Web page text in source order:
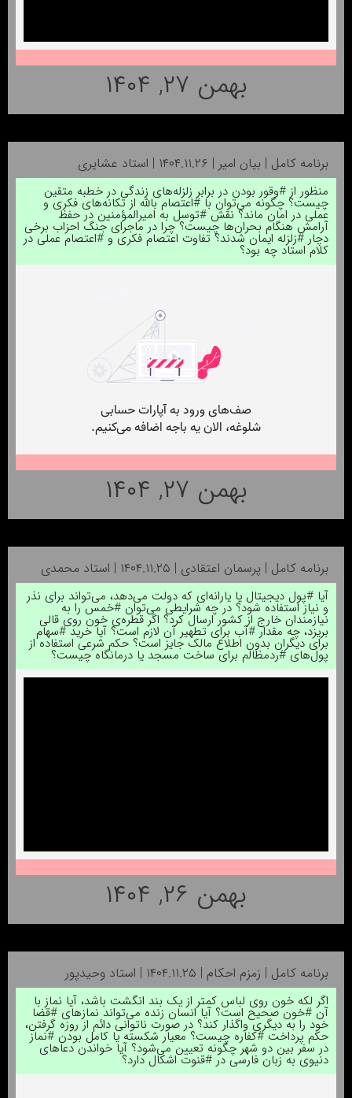
بهمن ۲۷, ۱۴۰۴
برنامه کامل | بیان امیر | ۱۴۰۴.۱۱.۲۶ | استاد عشایری
منظور از #وقور بودن در برابر زلزله‌های زندگی در خطبه متقین
چیست؟ چگونه می‌توان با #اعتصام‌ بالله از تکانه‌های فکری و
عملی در امان ماند؟ نقش #توسل به امیرالمؤمنین در حفظ
آرامش هنگام بحران‌ها چیست؟ چرا در ماجرای جنگ احزاب برخی
دچار #زلزله‌ ایمان شدند؟ تفاوت اعتصام فکری و #اعتصام‌ عملی در
کلام استاد چه بود؟
بهمن ۲۷, ۱۴۰۴
برنامه کامل | پرسمان اعتقادی | ۱۴۰۴.۱۱.۲۵ | استاد محمدی
آیا #پول‌ دیجیتال یا یارانه‌ای که دولت می‌دهد، می‌تواند برای نذر
و نیاز استفاده شود؟ در چه شرایطی می‌توان #خمس را به
نیازمندان خارج از کشور ارسال کرد؟ اگر قطره‌ی خون روی قالی
بریزد، چه مقدار #آب برای تطهیر آن لازم است؟ آیا خرید #سهام
برای دیگران بدون اطلاع مالک جایز است؟ حکم شرعی استفاده از
پول‌های #رد‌مظالم برای ساخت مسجد یا درمانگاه چیست؟
بهمن ۲۶, ۱۴۰۴
برنامه کامل | زمزم احکام | ۱۴۰۴.۱۱.۲۵ | استاد وحیدپور
اگر لکه خون روی لباس کمتر از یک بند انگشت باشد، آیا نماز با
آن #خون صحیح است؟ آیا انسان زنده می‌تواند نمازهای #قضا
خود را به دیگری واگذار کند؟ در صورت ناتوانی دائم از روزه گرفتن،
حکم پرداخت #کفاره چیست؟ معیار شکسته یا کامل بودن #نماز
در سفر بین دو شهر چگونه تعیین می‌شود؟ آیا خواندن دعاهای
دنیوی به زبان فارسی در #قنوت اشکال دارد؟